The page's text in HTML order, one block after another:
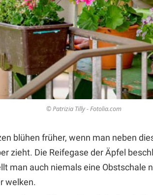
© Patrizia Tilly - Fotolia.com
blühen früher, wenn man neben
zieht. Die Reifegase der Äpfel
man auch niemals eine Obstschale
welken.